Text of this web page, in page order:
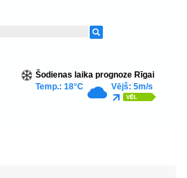
Šodienas laika prognoze Rīgai
Temp.: 18°C
Vējš: 5m/s